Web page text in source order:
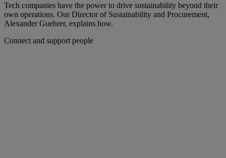
Tech companies have the power to drive sustainability beyond their
own operations. Our Director of Sustainability and Procurement,
Alexander Guehrer, explains how.
Connect and support people